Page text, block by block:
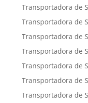
Transportadora de
Transportadora de
Transportadora de
Transportadora de
Transportadora de
Transportadora de
Transportadora de